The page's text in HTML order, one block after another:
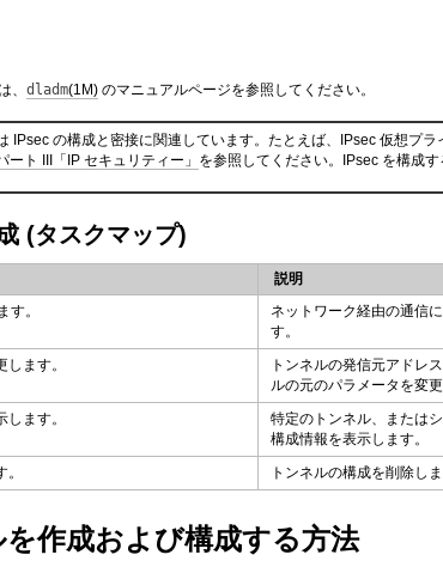
、 dladm(1M) のマニュアルページを参照してください。
IPsec の構成と密接に関連しています。たとえば、IPsec 仮想プ
ート III「IP セキュリティー」 を参照してください。IPsec を構成す
(タスクマップ)
説明
す。
ネットワーク経由の通信
す。
します。
トンネルの発信元アドレ
ルの元のパラメータを変更
します。
特定のトンネル、または
構成情報を表示します。
トンネルの構成を削除しま
作成および構成する方法